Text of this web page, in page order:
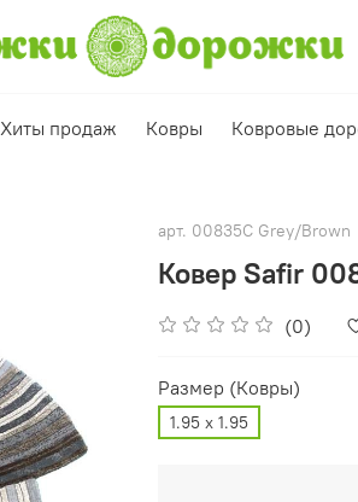
Хиты продаж Ковры Ковровые
арт. 00835C Grey/Brown
Ковер Safir
(0)
Размер (Ковры)
1.95 х 1.95